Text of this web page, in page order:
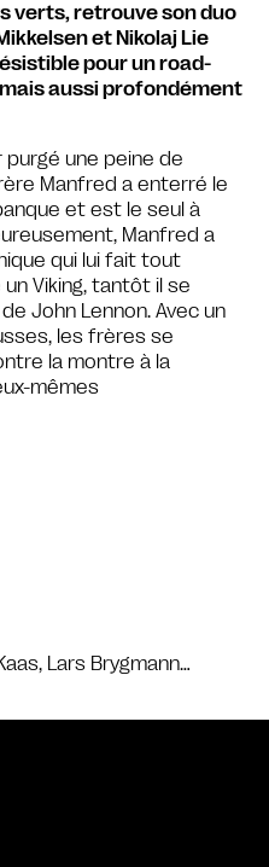
Lars Brygmann…
verts, retrouve son duo
et Nikolaj Lie
pour un road-
aussi profondément
une peine de
Manfred a enterré le
et est le seul à
Manfred a
qui lui fait tout
Viking, tantôt il se
John Lennon. Avec un
les frères se
la montre à la
mêmes